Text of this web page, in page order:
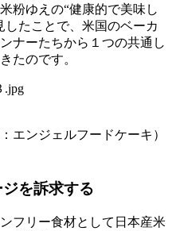
粉ゆえの“健康的で美味し
したことで、米国のベーカ
ナーたちから１つの共通し
たのです。
エンジェルフードケーキ）
を訴求する
フリー食材として日本産米